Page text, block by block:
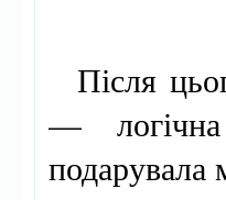
Після
—
подарувала